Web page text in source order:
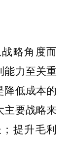
略角度而
能力至关重
降低成本的
主要战略来
提升毛利